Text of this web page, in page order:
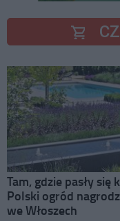
Tam, gdzie pasły się
Polski ogród
we Włoszech